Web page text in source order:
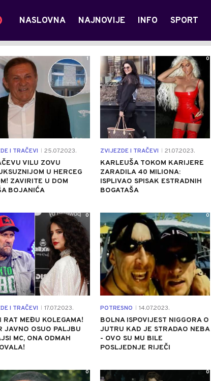
NASLOVNA NAJNOVIJE INFO SPORT
I TRAČEVI 25.07.2023.
VILU ZOVU
U HERCEG
ZAVIRITE U DOM
BOJANIĆA
1
ZVIJEZDE I TRAČEVI 21.07.2023.
KARLEUŠA TOKOM KARIJERE
ZARADILA 40 MILIONA:
ISPLIVAO SPISAK ESTRADNIH
BOGATAŠA
0
I TRAČEVI 17.07.2023.
RAT MEĐU KOLEGAMA!
JAVNO OSUO PALJBU
MC, ONA ODMAH
0
POTRESNO 14.07.2023.
BOLNA ISPOVIJEST NIGGORA O
JUTRU KAD JE STRADAO NEBA
- OVO SU MU BILE
POSLJEDNJE RIJEČI
0
0 0